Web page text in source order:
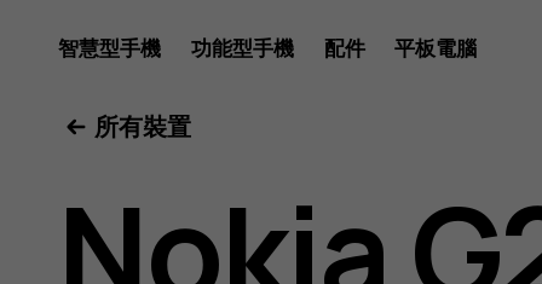
Nokia
G20
智慧型手機 功能型手機 配件 平板電腦
所有裝置